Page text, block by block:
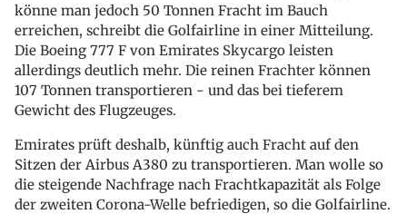
könne man jedoch 50 Tonnen Fracht im Bauch
erreichen, schreibt die Golfairline in einer Mitteilung.
Die Boeing 777 F von Emirates Skycargo leisten
allerdings deutlich mehr. Die reinen Frachter können
107 Tonnen transportieren - und das bei tieferem
Gewicht des Flugzeuges.
Emirates prüft deshalb, künftig auch Fracht auf den
Sitzen der Airbus A380 zu transportieren. Man wolle so
die steigende Nachfrage nach Frachtkapazität als Folge
der zweiten Corona-Welle befriedigen, so die Golfairline.